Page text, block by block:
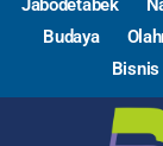
Budaya
Bisnis